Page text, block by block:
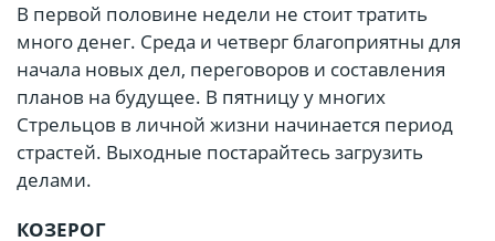
В первой половине недели не стоит тратить
много денег. Среда и четверг благоприятны для
начала новых дел, переговоров и составления
планов на будущее. В пятницу у многих
Стрельцов в личной жизни начинается период
страстей. Выходные постарайтесь загрузить
делами.
КОЗЕРОГ